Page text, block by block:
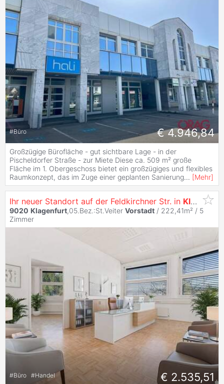
#Büro € 4.946,84
Großzügige Bürofläche - gut sichtbare Lage - in der
Pischeldorfer Straße - zur Miete Diese ca. 509 m² große
Fläche im 1. Obergeschoss bietet ein großzügiges und flexibles
Raumkonzept, das im Zuge einer geplanten Sanierung... [Mehr]
Ihr neuer Standort auf der Feldkirchner Str. in Klagenfurt
9020 Klagenfurt,05.Bez.:St.Veiter Vorstadt / 222,41m² / 5
Zimmer
#Büro #Handel € 2.535,51